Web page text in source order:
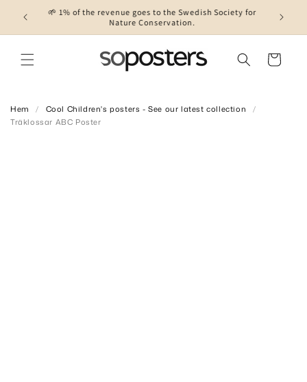
Skip to content
for
Cart
Hem / Cool Children's posters - See our latest collection
/
Träklossar ABC Poster